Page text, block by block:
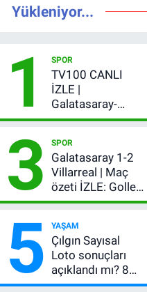
Yükleniyor...
1 SPOR
TV100 CANLI
İZLE |
Galatasaray-
Villarreal maçı
şifresiz canlı yayın
3 SPOR
Galatasaray 1-2
Villarreal | Maç
özeti İZLE: Goller
peş peşe geldi,
kırmızı kart gördü!
5 YAŞAM
Çılgın Sayısal
Loto sonuçları
açıklandı mı? 8
Ağustos 2026